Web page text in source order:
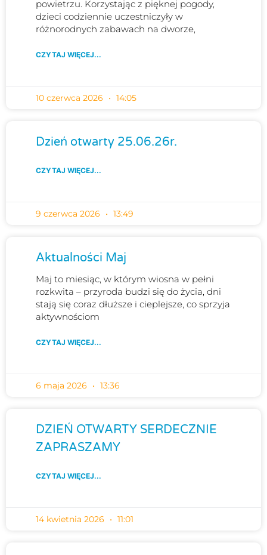
powietrzu. Korzystając z pięknej pogody,
dzieci codziennie uczestniczyły w
różnorodnych zabawach na dworze,
CZYTAJ WIĘCEJ...
10 czerwca 2026 14:05
Dzień otwarty 25.06.26r.
CZYTAJ WIĘCEJ...
9 czerwca 2026 13:49
Aktualności Maj
Maj to miesiąc, w którym wiosna w pełni
rozkwita – przyroda budzi się do życia, dni
stają się coraz dłuższe i cieplejsze, co sprzyja
aktywnościom
CZYTAJ WIĘCEJ...
6 maja 2026 13:36
DZIEŃ OTWARTY SERDECZNIE
ZAPRASZAMY
CZYTAJ WIĘCEJ...
14 kwietnia 2026 11:01